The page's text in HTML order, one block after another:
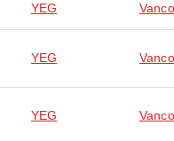
YEG
YEG
YEG